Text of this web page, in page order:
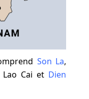
Son La,
Lao Cai et Dien